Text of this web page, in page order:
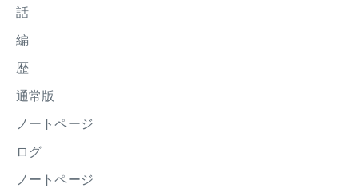
話
編
歴
通常版
ノートページ
ログ
ノートページ